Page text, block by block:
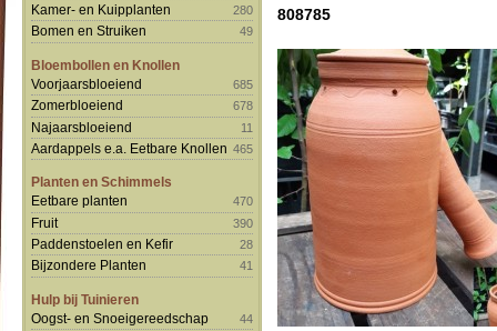
Kamer- en Kuipplanten 280
Bomen en Struiken 49
Bloembollen en Knollen
Voorjaarsbloeiend
685
Zomerbloeiend 678
Najaarsbloeiend 11
Aardappels e.a. Eetbare Knollen 465
Planten en Schimmels
Eetbare planten
470
Fruit 390
Paddenstoelen en Kefir 28
Bijzondere Planten 41
Hulp bij Tuinieren
Oogst- en Snoeigereedschap
44
808785